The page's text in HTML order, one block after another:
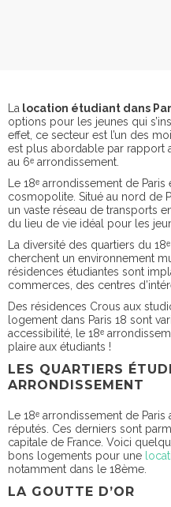
La location étudiant dans
options pour les jeunes qui
effet, ce secteur est l’un des
est plus abordable par rapport
au 6ᵉ arrondissement.
Le 18ᵉ arrondissement de
cosmopolite. Situé au nord de
un vaste réseau de transports
du lieu de vie idéal pour les
La diversité des quartiers du
cherchent un environnement
résidences étudiantes sont
commerces, des centres
Des résidences Crous aux
logement dans Paris 18 sont
accessibilité, le 18ᵉ
plaire aux étudiants !
LES QUARTIERS
ARRONDISSEMENT
Le 18ᵉ arrondissement de
réputés. Ces derniers sont
capitale de France. Voici
bons logements pour une
notamment dans le 18ème.
LA GOUTTE D’OR